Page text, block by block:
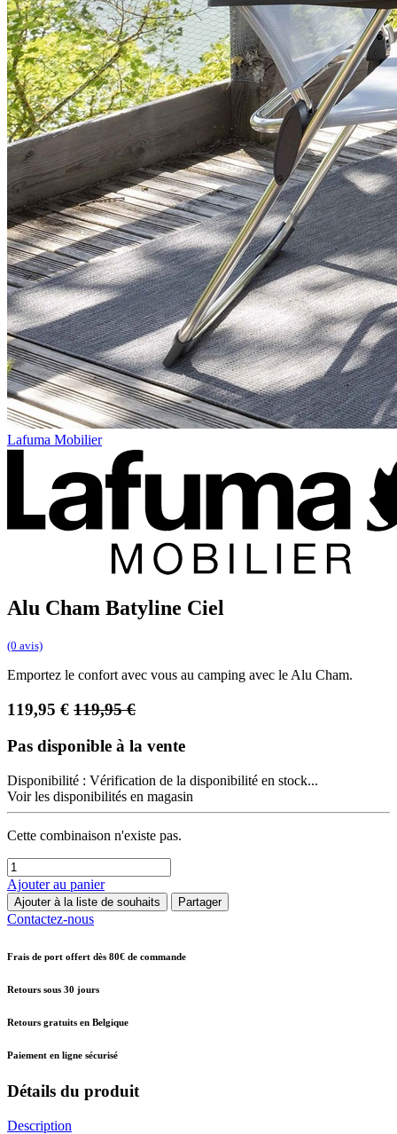
Lafuma Mobilier
Alu Cham Batyline Ciel
(0 avis)
Emportez le confort avec vous au camping avec le Alu Cham.
119,95 € 119,95€
Pas disponible à la vente
Disponibilité : Vérification de la disponibilité en stock...
Voir les disponibilités en magasin
Cette combinaison n'existe pas.
Ajouter au panier
Ajouter à la liste de souhaits Partager
Contactez-nous
Frais de port offert dès 80€ de commande
Retours sous 30 jours
Retours gratuits en Belgique
Paiement en ligne sécurisé
Détails du produit
Description